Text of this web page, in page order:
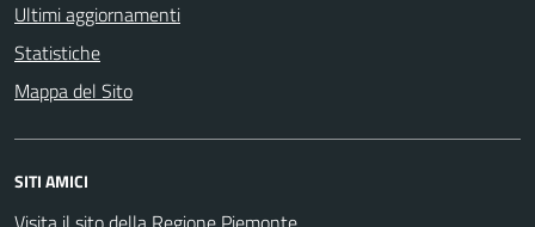
Ultimi aggiornamenti
Statistiche
Mappa del Sito
SITI AMICI